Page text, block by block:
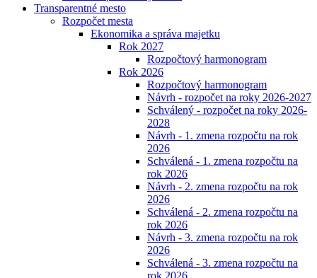
Transparentné mesto
Rozpočet mesta
Ekonomika a správa majetku
Rok 2027
Rozpočtový harmonogram
Rok 2026
Rozpočtový harmonogram
Návrh - rozpočet na roky 2026-2027
Schválený - rozpočet na roky 2026-
2028
Návrh - 1. zmena rozpočtu na rok
2026
Schválená - 1. zmena rozpočtu na
rok 2026
Návrh - 2. zmena rozpočtu na rok
2026
Schválená - 2. zmena rozpočtu na
rok 2026
Návrh - 3. zmena rozpočtu na rok
2026
Schválená - 3. zmena rozpočtu na
rok 2026